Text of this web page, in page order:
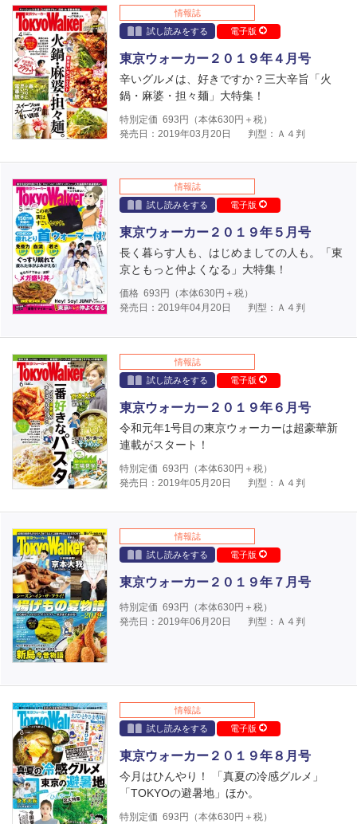
情報誌
試し読みをする
電子版
東京ウォーカー２０１９年４月号
辛いグルメは、好きですか？三大辛旨「火
鍋・麻婆・担々麺」大特集！
特別定価 693 円（本体630円＋税）
発売日：2019年03月20日
判型：Ａ４判
情報誌
試し読みをする
電子版
東京ウォーカー２０１９年５月号
長く暮らす人も、はじめましての人も。「東
京ともっと仲よくなる」大特集！
価格 693 円（本体630円＋税）
発売日：2019年04月20日
判型：Ａ４判
情報誌
試し読みをする
電子版
東京ウォーカー２０１９年６月号
令和元年1号目の東京ウォーカーは超豪華新
連載がスタート！
特別定価 693 円（本体630円＋税）
発売日：2019年05月20日
判型：Ａ４判
情報誌
試し読みをする
電子版
東京ウォーカー２０１９年７月号
特別定価 693円（本体630円＋税）
発売日：2019年06月20日
判型：Ａ４判
情報誌
試し読みをする
電子版
東京ウォーカー２０１９年８月号
今月はひんやり！ 「真夏の冷感グルメ」
「TOKYOの避暑地」ほか。
特別定価 693 円（本体630円＋税）